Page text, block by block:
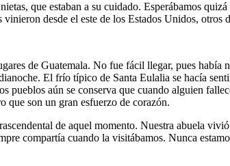
que estaban a su cuidado. Esperábamos
desde el este de los Estados Unidos, otros
de Guatemala. No fue fácil llegar, pues había
El frío típico de Santa Eulalia se hacía
aún se conserva que cuando alguien
que son un gran esfuerzo de corazón.
de aquel momento. Nuestra abuela
compartía cuando la visitábamos. Nunca